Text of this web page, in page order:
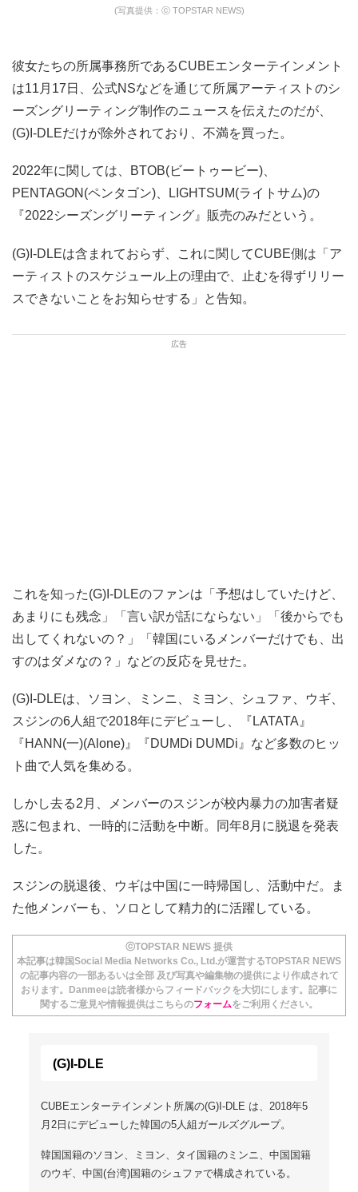
(写真提供：ⓒ TOPSTAR NEWS)
彼女たちの所属事務所であるCUBEエンターテインメント
は11月17日、公式NSなどを通じて所属アーティストのシ
ーズングリーティング制作のニュースを伝えたのだが、
(G)I-DLEだけが除外されており、不満を買った。
2022年に関しては、BTOB(ビートゥービー)、
PENTAGON(ペンタゴン)、LIGHTSUM(ライトサム)の
『2022シーズングリーティング』販売のみだという。
(G)I-DLEは含まれておらず、これに関してCUBE側は「ア
ーティストのスケジュール上の理由で、止むを得ずリリー
スできないことをお知らせする」と告知。
これを知った(G)I-DLEのファンは「予想はしていたけど、
あまりにも残念」「言い訳が話にならない」「後からでも
出してくれないの？」「韓国にいるメンバーだけでも、出
すのはダメなの？」などの反応を見せた。
(G)I-DLEは、ソヨン、ミンニ、ミヨン、シュファ、ウギ、
スジンの6人組で2018年にデビューし、『LATATA』
『HANN(一)(Alone)』『DUMDi DUMDi』など多数のヒッ
ト曲で人気を集める。
しかし去る2月、メンバーのスジンが校内暴力の加害者疑
惑に包まれ、一時的に活動を中断。同年8月に脱退を発表
した。
スジンの脱退後、ウギは中国に一時帰国し、活動中だ。ま
た他メンバーも、ソロとして精力的に活躍している。
ⓒTOPSTAR NEWS 提供
本記事は韓国Social Media Networks Co., Ltd.が運営するTOPSTAR NEWS
の記事内容の一部あるいは全部 及び写真や編集物の提供により作成されて
おります。Danmeeは読者様からフィードバックを大切にします。記事に
関するご意見や情報提供はこちらのフォームをご利用ください。
(G)I-DLE
CUBEエンターテインメント所属の(G)I-DLE は、2018年5
月2日にデビューした韓国の5人組ガールズグループ。
韓国国籍のソヨン、ミヨン、タイ国籍のミンニ、中国国籍
のウギ、中国(台湾)国籍のシュファで構成されている。